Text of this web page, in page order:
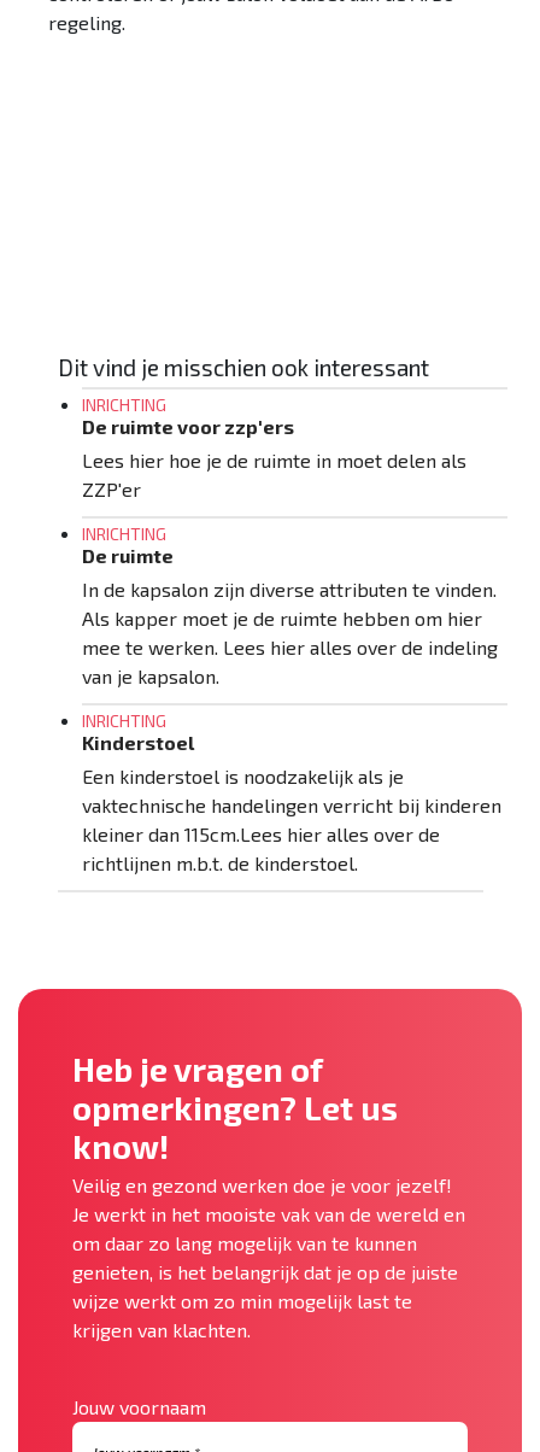
regeling.
Dit vind je misschien ook interessant
INRICHTING
De ruimte voor zzp'ers
Lees hier hoe je de ruimte in moet delen als
ZZP'er
INRICHTING
De ruimte
In de kapsalon zijn diverse attributen te vinden.
Als kapper moet je de ruimte hebben om hier
mee te werken. Lees hier alles over de indeling
van je kapsalon.
INRICHTING
Kinderstoel
Een kinderstoel is noodzakelijk als je
vaktechnische handelingen verricht bij kinderen
kleiner dan 115cm.Lees hier alles over de
richtlijnen m.b.t. de kinderstoel.
Heb je vragen of
opmerkingen? Let us
know!
Veilig en gezond werken doe je voor jezelf!
Je werkt in het mooiste vak van de wereld en
om daar zo lang mogelijk van te kunnen
genieten, is het belangrijk dat je op de juiste
wijze werkt om zo min mogelijk last te
krijgen van klachten.
Jouw voornaam